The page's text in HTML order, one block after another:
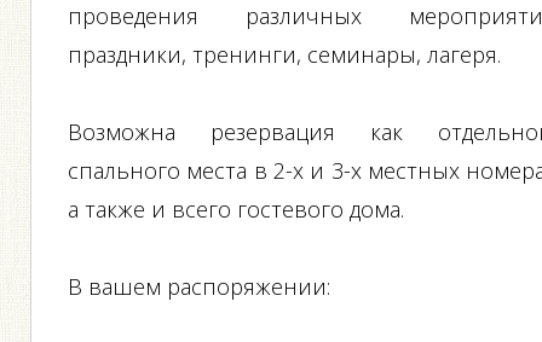
проведения различных
праздники, тренинги, семинары, лагеря.
Возможна резервация как
спального места в 2-х и 3-х местных
а также и всего гостевого дома.
В вашем распоряжении: